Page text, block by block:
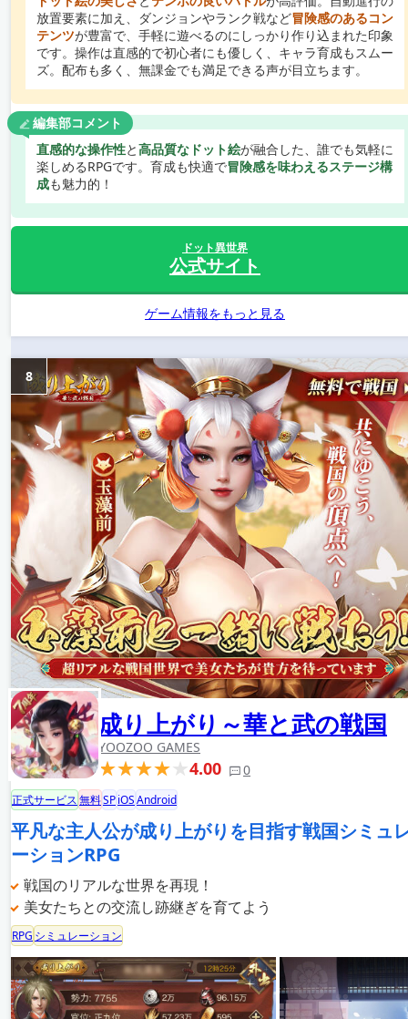
放置要素に加え、ダンジョンやランク戦など冒険感のあるコン
テンツが豊富で、手軽に遊べるのにしっかり作り込まれた印象
です。操作は直感的で初心者にも優しく、キャラ育成もスムー
ズ。配布も多く、無課金でも満足できる声が目立ちます。
編集部コメント
直感的な操作性と高品質なドット絵が融合した、誰でも気軽に
楽しめるRPGです。育成も快適で冒険感を味わえるステージ構
成も魅力的！
ドット異世界
公式サイト
ゲーム情報をもっと見る
成り上がり～華と武の戦国
YOOZOO GAMES
4.00 0
8
正式サービス無料SPiOSAndroid
平凡な主人公が成り上がりを目指す戦国シミュ
ーションRPG
戦国のリアルな世界を再現！
美女たちとの交流し跡継ぎを育てよう
RPG シミュレーション